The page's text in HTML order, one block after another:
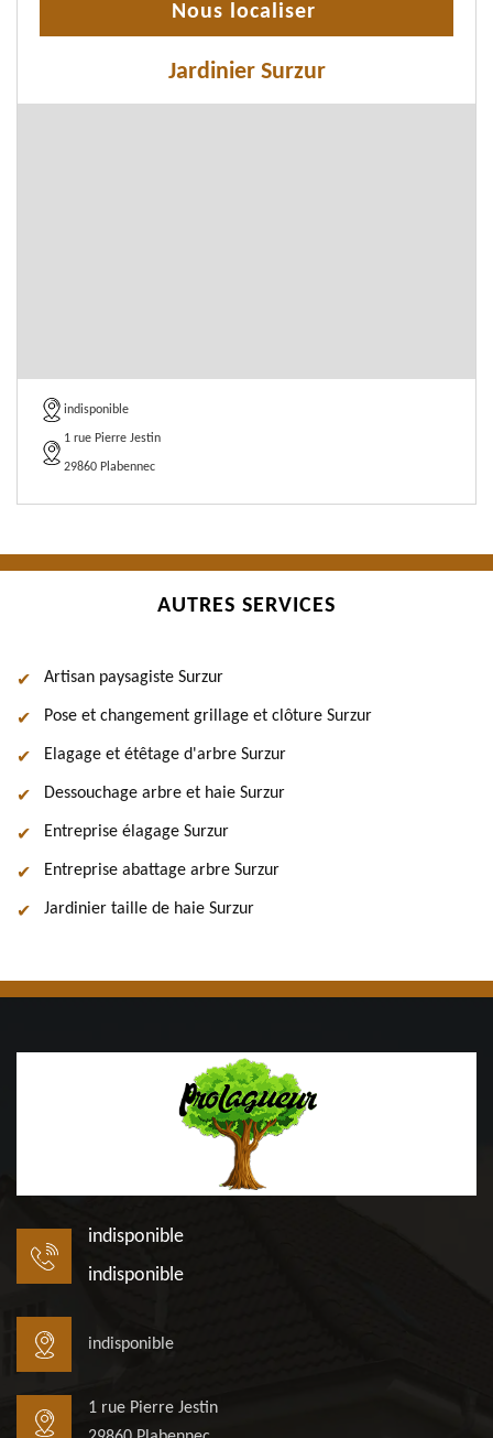
Nous localiser
Jardinier Surzur
indisponible
1 rue Pierre Jestin
29860 Plabennec
AUTRES SERVICES
Artisan paysagiste Surzur
Pose et changement grillage et clôture Surzur
Elagage et étêtage d'arbre Surzur
Dessouchage arbre et haie Surzur
Entreprise élagage Surzur
Entreprise abattage arbre Surzur
Jardinier taille de haie Surzur
indisponible
indisponible
indisponible
1 rue Pierre Jestin